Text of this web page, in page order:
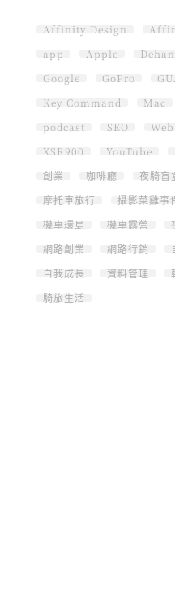
Affinity Design
app
Apple
Google
GoPro
Key Command
Mac
podcast
SEO
XSR900
YouTube
創業
咖啡廳 夜騎盲
摩托車旅行
攝影菜雞事
機車環島
機車露營
網路創業
網路行銷
自我成長
資料管理
騎旅生活